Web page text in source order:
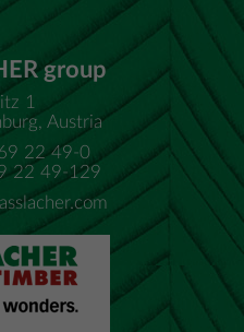
group
1
Austria
22 49-0
22 49-129